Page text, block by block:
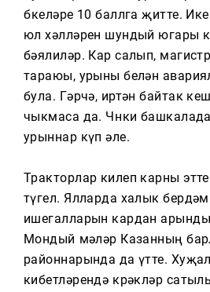
Тагын
бөкеләре 10 баллга җитте.
юл хәлләрен шундый югары
бәялиләр. Кар салып,
тараюы, урыны белән
була. Гәрчә, иртән байтак
чыкмаса да. Чөнки
урыннар күп әле.
Тракторлар килеп карны
түгел. Ялларда халык
ишегалларын кардан
Мондый өмәләр Казанның
районнарында да үтте.
кибетләрендә көрәкләр